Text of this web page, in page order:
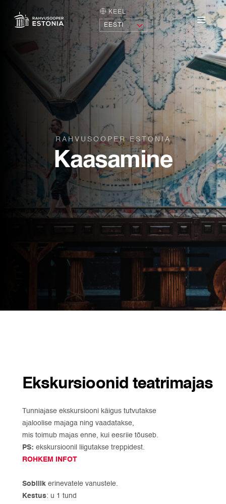
AVALEHT KEEL
RAHVUSOOPER ESTONIA
Kaasamine
Ekskursioonid teatrimajas
Tunniajase ekskursiooni käigus tutvutakse
ajaloolise majaga ning vaadatakse,
mis toimub majas enne, kui eesriie tõuseb.
PS: ekskursioonil liigutakse treppidest.
ROHKEM INFOT
Sobilik erinevatele vanustele.
Kestus: u 1 tund